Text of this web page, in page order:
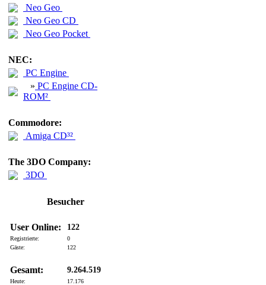
Neo Geo
Neo Geo CD
Neo Geo Pocket
NEC:
PC Engine
» PC Engine CD-
ROM²
Commodore:
Amiga CD³²
The 3DO Company:
3DO
Besucher
User Online: 122
Registrierte:
0
Gäste:
122
Gesamt: 9.264.519
Heute:
17.176